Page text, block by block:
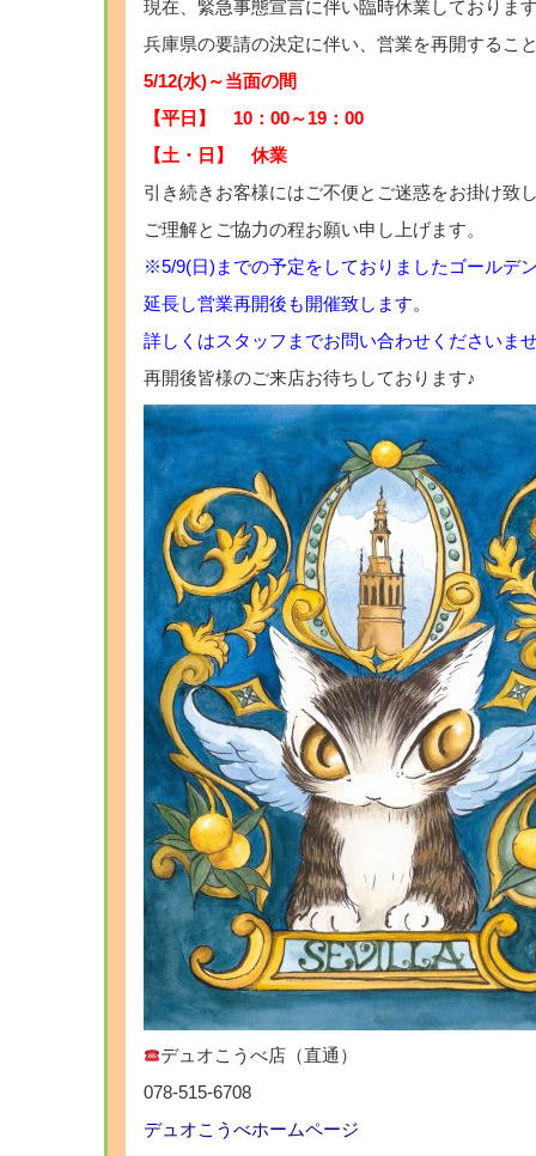
現在、緊急事態宣言に伴い臨時休業しておりま
兵庫県の要請の決定に伴い、営業を再開するこ
5/12(水)～当面の間
【平日】 10：00～19：00
【土・日 】 休業
引き続きお客様にはご不便とご迷惑をお掛け致
ご理解とご協力の程お願い申し上げます。
※5/9(日)までの予定をしておりましたゴールデ
延長し営業再開後も開催致します。
詳しくはスタッフまでお問い合わせくださいま
再開後皆様のご来店お待ちしております♪
デュオこうべ店（直通）
078-515-6708
デュオこうべホームページ